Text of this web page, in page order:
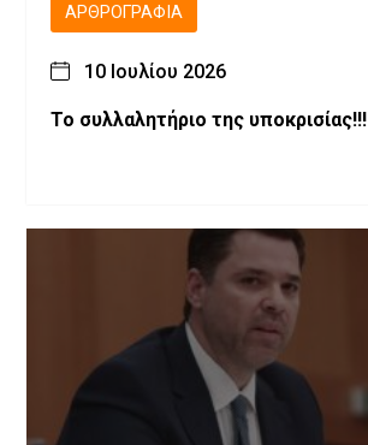
ΑΡΘΡΟΓΡΑΦΊΑ
10 Ιουλίου 2026
Το συλλαλητήριο της υποκρισίας!!!